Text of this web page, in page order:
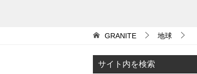
GRANITE 地球
サイト内を検索